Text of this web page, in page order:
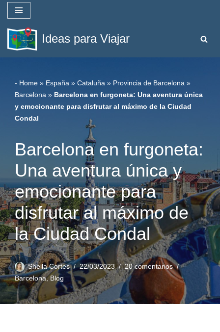
Saltar
al
contenido
Ideas para Viajar
- Home » España » Cataluña » Provincia de Barcelona »
Barcelona » Barcelona en furgoneta: Una aventura única
y emocionante para disfrutar al máximo de la Ciudad
Condal
Barcelona en furgoneta:
Una aventura única y
emocionante para
disfrutar al máximo de
la Ciudad Condal
Sheila Cortes 22/03/2023
20 comentarios
Barcelona, Blog